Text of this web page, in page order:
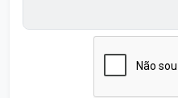
O Pecado do desprezo